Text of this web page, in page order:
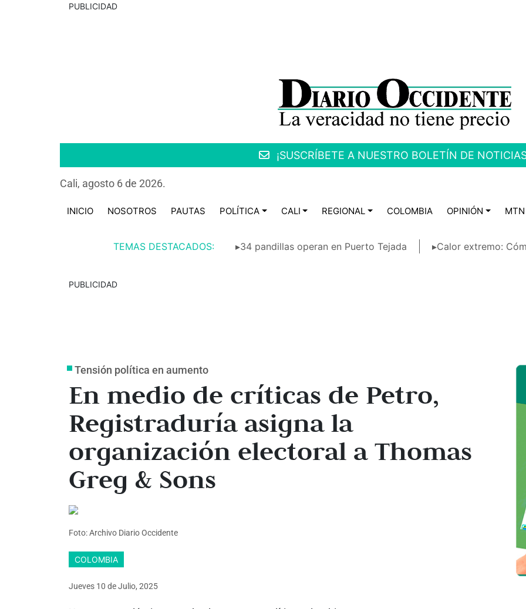
PUBLICIDAD
¡SUSCRÍBETE A NUESTRO BOLETÍN DE
Cali, agosto 6 de 2026.
INICIO NOSOTROS PAUTAS POLÍTICA CALI REGIONAL COLOMBIA OPINIÓN MTN
TEMAS DESTACADOS: ▸34 pandillas operan en Puerto Tejada ▸Calor extremo:
PUBLICIDAD
Tensión política en aumento
En medio de críticas de Petro,
Registraduría asigna la
organización electoral a Thomas
Greg & Sons
Foto: Archivo Diario Occidente
COLOMBIA
Jueves 10 deJulio, 2025